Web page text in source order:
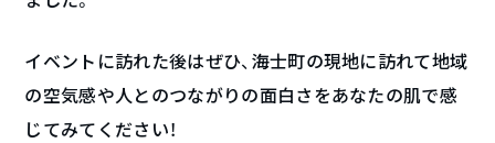
イベントに訪れた後はぜひ、海士町の現地に訪れて地域
の空気感や人とのつながりの面白さをあなたの肌で感
じてみてください！